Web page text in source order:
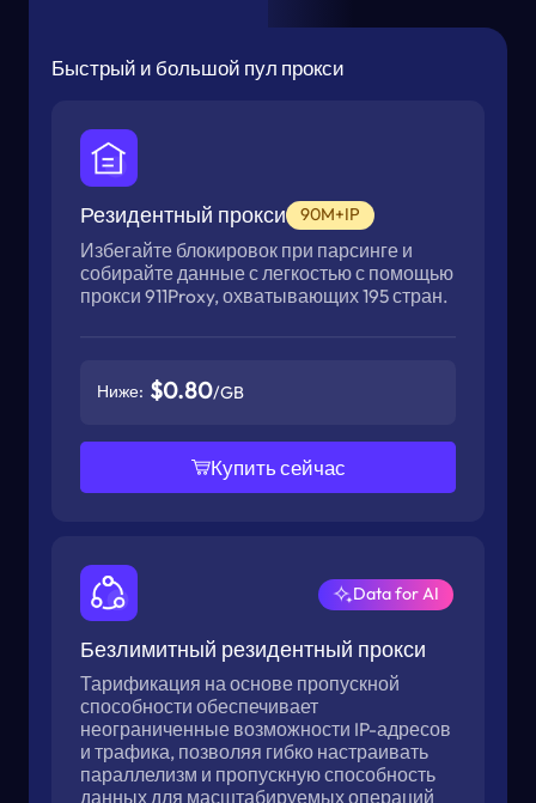
Быстрый и большой пул прокси
Резидентный прокси 90M+IP
Избегайте блокировок при парсинге и
собирайте данные с легкостью с помощью
прокси 911Proxy, охватывающих 195 стран.
Ниже: $0.80/GB
Купить сейчас
Безлимитный резидентный прокси
Data for AI
Тарификация на основе пропускной
способности обеспечивает
неограниченные возможности IP-адресов
и трафика, позволяя гибко настраивать
параллелизм и пропускную способность
данных для масштабируемых операций